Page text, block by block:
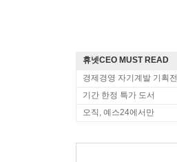
휴넷CEO MUST READ
경제경영 자기계발 기획전
기간 한정 특가 도서
오직, 예스24에서만